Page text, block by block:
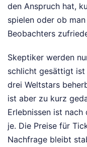
den Anspruch hat,
spielen oder ob
Beobachters
Skeptiker werden
schlicht gesättigt
drei Weltstars
ist aber zu kurz
Erlebnissen ist
je. Die Preise für
Nachfrage bleibt